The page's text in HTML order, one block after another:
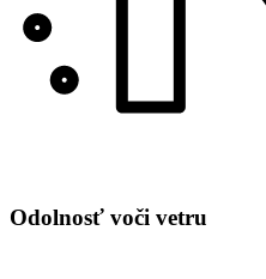
Odolnosť voči vetru